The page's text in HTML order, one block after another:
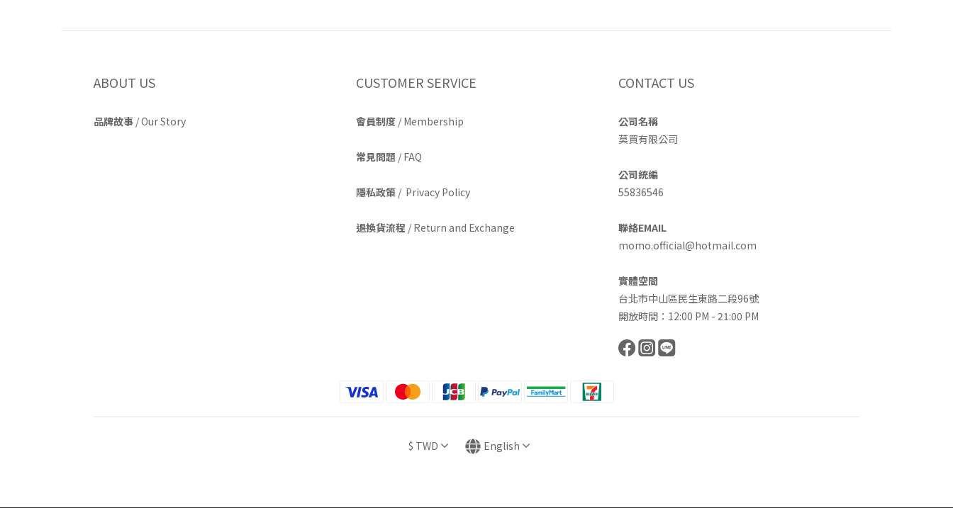
ABOUT US
品牌故事 /Our Story
CUSTOMER SERVICE
會員制度 / Membership
常見問題 / FAQ
隱私政策 / Privacy Policy
退換貨流程 / Return and Exchange
CONTACT US
公司名稱
莫買有限公司
公司統編
55836546
聯絡EMAIL
momo.official@hotmail.com
實體空間
台北市中山區民生東路二段96號
開放時間：12:00 PM - 21:00 PM
$ TWD English